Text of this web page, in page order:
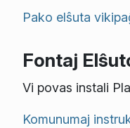
Pako elŝuta
Fontaj
Vi povas instali
Komunumaj